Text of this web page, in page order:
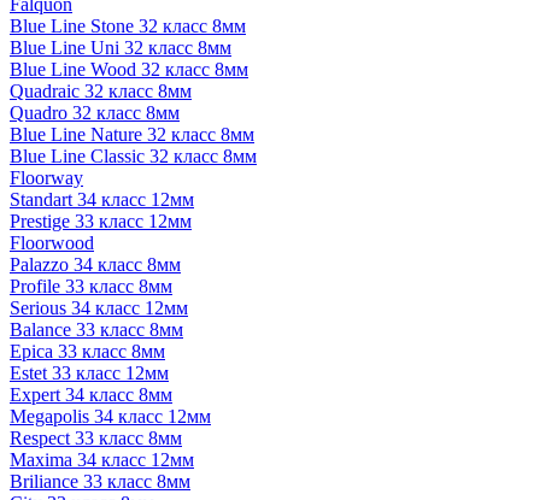
Falquon
Blue Line Stone 32 класс 8мм
Blue Line Uni 32 класс 8мм
Blue Line Wood 32 класс 8мм
Quadraic 32 класс 8мм
Quadro 32 класс 8мм
Blue Line Nature 32 класс 8мм
Blue Line Classic 32 класс 8мм
Floorway
Standart 34 класс 12мм
Prestige 33 класс 12мм
Floorwood
Palazzo 34 класс 8мм
Profile 33 класс 8мм
Serious 34 класс 12мм
Balance 33 класс 8мм
Epica 33 класс 8мм
Estet 33 класс 12мм
Expert 34 класс 8мм
Megapolis 34 класс 12мм
Respect 33 класс 8мм
Maxima 34 класс 12мм
Briliance 33 класс 8мм